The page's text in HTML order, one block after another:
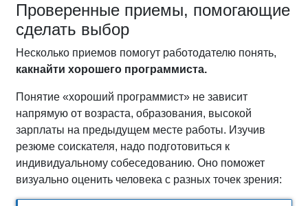
Проверенные приемы, помогающие
сделать выбор
Несколько приемов помогут работодателю понять,
какнайти хорошего программиста.
Понятие «хороший программист» не зависит
напрямую от возраста, образования, высокой
зарплаты на предыдущем месте работы. Изучив
резюме соискателя, надо подготовиться к
индивидуальному собеседованию. Оно поможет
визуально оценить человека с разных точек зрения: